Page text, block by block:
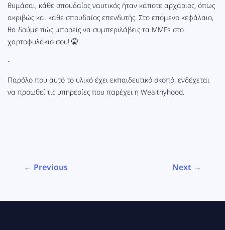
θυμάσαι, κάθε σπουδαίος ναυτικός ήταν κάποτε αρχάριος, όπως
ακριβώς και κάθε σπουδαίος επενδυτής. Στο επόμενο κεφάλαιο,
θα δούμε πώς μπορείς να συμπεριλάβεις τα MMFs στο
χαρτοφυλάκιό σου! 🤫
-
Παρόλο που αυτό το υλικό έχει εκπαιδευτικό σκοπό, ενδέχεται
να προωθεί τις υπηρεσίες που παρέχει η Wealthyhood.
← Previous Next →